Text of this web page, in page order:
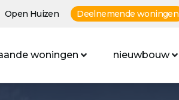
Open Huizen Deelnemende woningen
woningen nieuwbouw